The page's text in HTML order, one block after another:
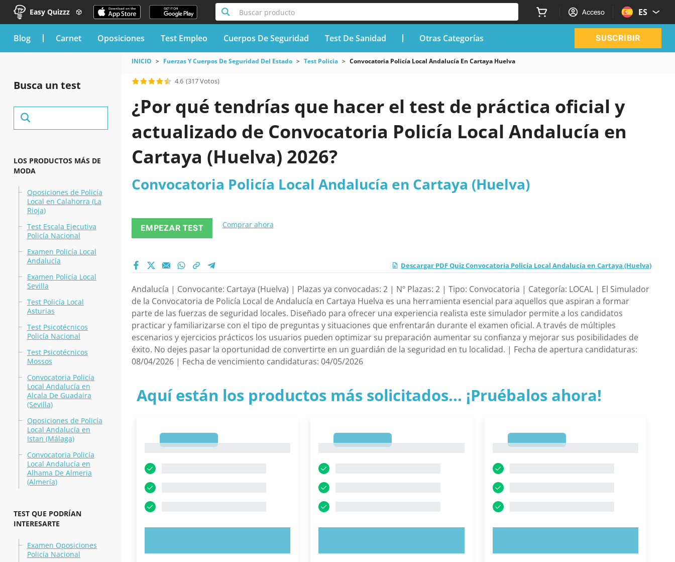
Easy Quizzz Buscar producto Acceso ES
blog Carnet Oposiciones Test Empleo Cuerpos De Seguridad Test De Sanidad Otras Categorías SUSCRIBIR
Busca un test
LOS PRODUCTOS MÁS DE
MODA
Oposiciones de Policía
Local en Calahorra (La
Rioja)
Test Escala Ejecutiva
Policía Nacional
Examen Policía Local
Andalucía
Examen Policía Local
Sevilla
Test Policía Local
Asturias
Test Psicotécnicos
Policía Nacional
Test Psicotécnicos
Mossos
Convocatoria Policía
Local Andalucía en
Alcala De Guadaira
(Sevilla)
Oposiciones de Policía
Local Andalucía en
Istan (Málaga)
Convocatoria Policía
Local Andalucía en
Alhama De Almeria
(Almería)
TEST QUE PODRÍAN
INTERESARTE
Examen Oposiciones
Policía Nacional
INICIO Fuerzas Y Cuerpos De Seguridad Del Estado Test Policia Convocatoria Policía Local Andalucía En Cartaya Huelva
4.6 (317 Votos)
¿Por qué tendrías que hacer el test de práctica oficial y
actualizado de Convocatoria Policía Local Andalucía en
Cartaya (Huelva) 2026?
Convocatoria Policía Local Andalucía en Cartaya (Huelva)
EMPEZAR TEST Comprar ahora
Descargar PDF Quiz Convocatoria Policía Local Andalucía en Cartaya (Huelva)
Andalucía | Convocante: Cartaya (Huelva) | Plazas ya convocadas: 2 | Nº Plazas: 2 | Tipo: Convocatoria | Categoría: LOCAL | El Simulador
de la Convocatoria de Policía Local de Andalucía en Cartaya Huelva es una herramienta esencial para aquellos que aspiran a formar
parte de las fuerzas de seguridad locales. Diseñado para ofrecer una experiencia realista este simulador permite a los candidatos
practicar y familiarizarse con el tipo de preguntas y situaciones que enfrentarán durante el examen oficial. A través de múltiples
escenarios y ejercicios prácticos los usuarios pueden optimizar su preparación aumentar su confianza y mejorar sus posibilidades de
éxito. No dejes pasar la oportunidad de convertirte en un guardián de la seguridad en tu localidad. | Fecha de apertura candidaturas:
08/04/2026 | Fecha de vencimiento candidaturas: 04/05/2026
Aquí están los productos más solicitados... ¡Pruébalos ahora!